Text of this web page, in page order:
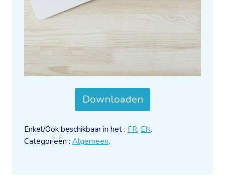
Downloaden
Enkel/Ook beschikbaar in het : FR, EN.
Categorieën : Algemeen.